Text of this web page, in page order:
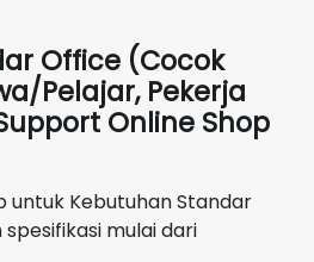
Office (Cocok
Pelajar, Pekerja
Online Shop
untuk Kebutuhan Standar
mulai dari